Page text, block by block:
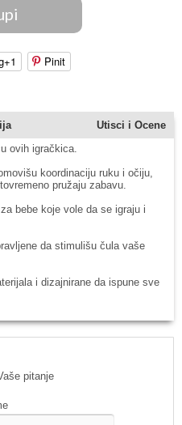
Pinit
Utisci i Ocene
ovih igračkica.
koordinaciju ruku i očiju,
pružaju zabavu.
bebe koje vole da se igraju i
da stimulišu čula vaše
i dizajnirane da ispune sve
pitanje